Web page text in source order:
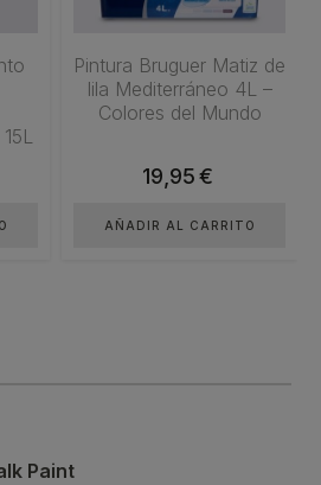
Pintura Bruguer Matiz de
lila Mediterráneo 4L –
Colores del Mundo
19,95€
AÑADIR AL CARRITO
Paint